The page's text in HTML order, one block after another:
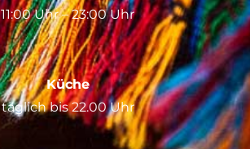
11:00 Uhr – 23:00 Uhr
Küche
täglich bis 22.00 Uhr